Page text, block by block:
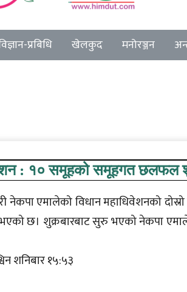
प्रबिधि खेलकुद मनोरञ्जन
: १० समूहको समूहगत छलफल
नेकपा एमालेको विधान महाधिवेशनको दोस्रो
छ। शुक्रबारबाट सुरु भएको नेकपा
शनिबार १५:५३